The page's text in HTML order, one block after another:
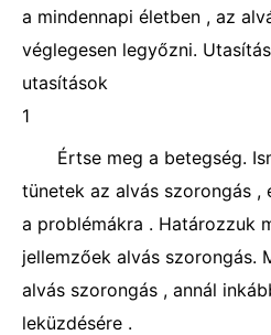
a mindennapi életben , az
véglegesen legyőzni.
utasítások
1
Értse meg a betegség.
tünetek az alvás szorongás ,
a problémákra . Határozzuk
jellemzőek alvás szorongás.
alvás szorongás , annál
leküzdésére .